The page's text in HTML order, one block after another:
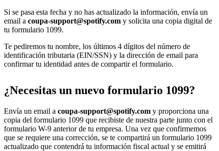
Si se pasa esta fecha y no has actualizado la información, envía un
email a coupa-support@spotify.com y solicita una copia digital de
tu formulario 1099.
Te pediremos tu nombre, los últimos 4 dígitos del número de
identificación tributaria (EIN/SSN) y la dirección de email para
confirmar tu identidad antes de compartir el formulario.
¿Necesitas un nuevo formulario 1099?
Envía un email a coupa-support@spotify.com y proporciona una
copia del formulario 1099 que recibiste de nuestra parte junto con el
formulario W-9 anterior de tu empresa. Una vez que confirmemos
que se requiere una corrección, se te compartirá un formulario 1099
actualizado que contendrá tu información fiscal actual y se emitirá